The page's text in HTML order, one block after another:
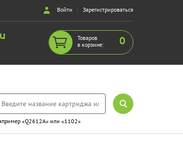
Войти | Зарегистрироваться
Товаров
в корзине:
0
«Q2612A» или «1102»